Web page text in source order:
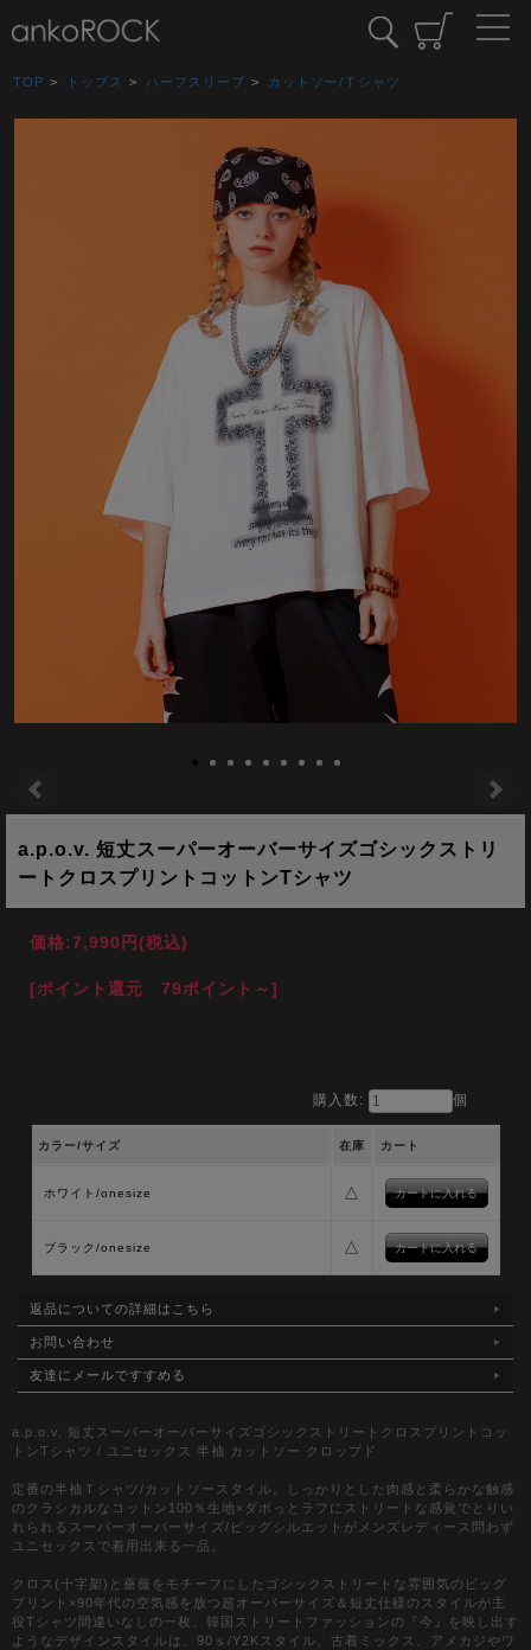
TOP > トップス > ハーフスリーブ > カットソー/Ｔシャツ
a.p.o.v. 短丈スーパーオーバーサイズゴシックストリ
ートクロスプリントコットンTシャツ
価格:7,990円(税込)
[ポイント還元 79ポイント～]
購入数: 個
カラー/サイズ 在庫 カート
ホワイト/onesize △
ブラック/onesize △
返品についての詳細はこちら
お問い合わせ
友達にメールですすめる
a.p.o.v. 短丈スーパーオーバーサイズゴシックストリートクロスプリントコッ
トンTシャツ / ユニセックス 半袖 カットソー クロップド
定番の半袖Ｔシャツ/カットソースタイル。しっかりとした肉感と柔らかな触感
のクラシカルなコットン100％生地×ダボっとラフにストリートな感覚でとりい
れられるスーパーオーバーサイズ/ビッグシルエットがメンズレディース問わず
ユニセックスで着用出来る一品。
クロス(十字架)と薔薇をモチーフにしたゴシックストリートな雰囲気のビッグ
プリント×90年代の空気感を放つ超オーバーサイズ＆短丈仕様のスタイルが主
役Tシャツ間違いなしの一枚。韓国ストリートファッションの『今』を映し出す
ようなデザインスタイルは、90ｓ/Y2Kスタイル、古着ミックス、アメカジやワ